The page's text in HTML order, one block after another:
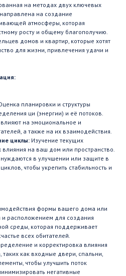
на методах двух ключевых
на создание
атмосферы, которая
росту и общему благополучию.
домов и квартир, которые хотят
для жизни, привлечения удачи и
планировки и структуры
ци (энергии) и её потоков.
влияют на эмоциональное и
а также на их взаимодействия.
циклы: Изучение текущих
влияния на ваш дом или пространство.
в улучшении или защите в
чтобы укрепить стабильность и
формы вашего дома или
и расположением для создания
среды, которая поддерживает
всех обитателей.
и корректировка влияния
таких как входные двери, спальни,
чтобы улучшить поток
негативные